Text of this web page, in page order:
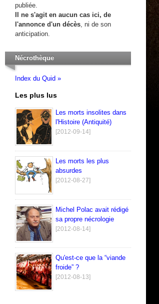
publiée.
Il ne s'agit en aucun cas ici, de
l'annonce d'un décès, ni de son
anticipation.
Nécrothèque
Index du Quid »
Les plus lus
Les morts insolites dans
l'Histoire (Antiquité)
[2012-09-14]
Les morts les plus
absurdes
[2012-08-27]
Michel Polac avait rédigé
sa propre nécrologie
[2012-08-14]
Qu'est-ce que la “viande
froide” ?
[2012-08-13]